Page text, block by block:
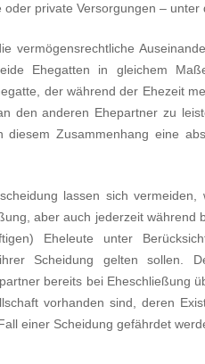
private Versorgungen – unter
vermögensrechtliche
Ehegatten in gleichem
der während der Ehezeit
den anderen Ehepartner zu
Zusammenhang eine
lassen sich vermeiden,
aber auch jederzeit während
Eheleute unter
Scheidung gelten sollen.
bereits bei Eheschließung
vorhanden sind, deren
einer Scheidung gefährdet